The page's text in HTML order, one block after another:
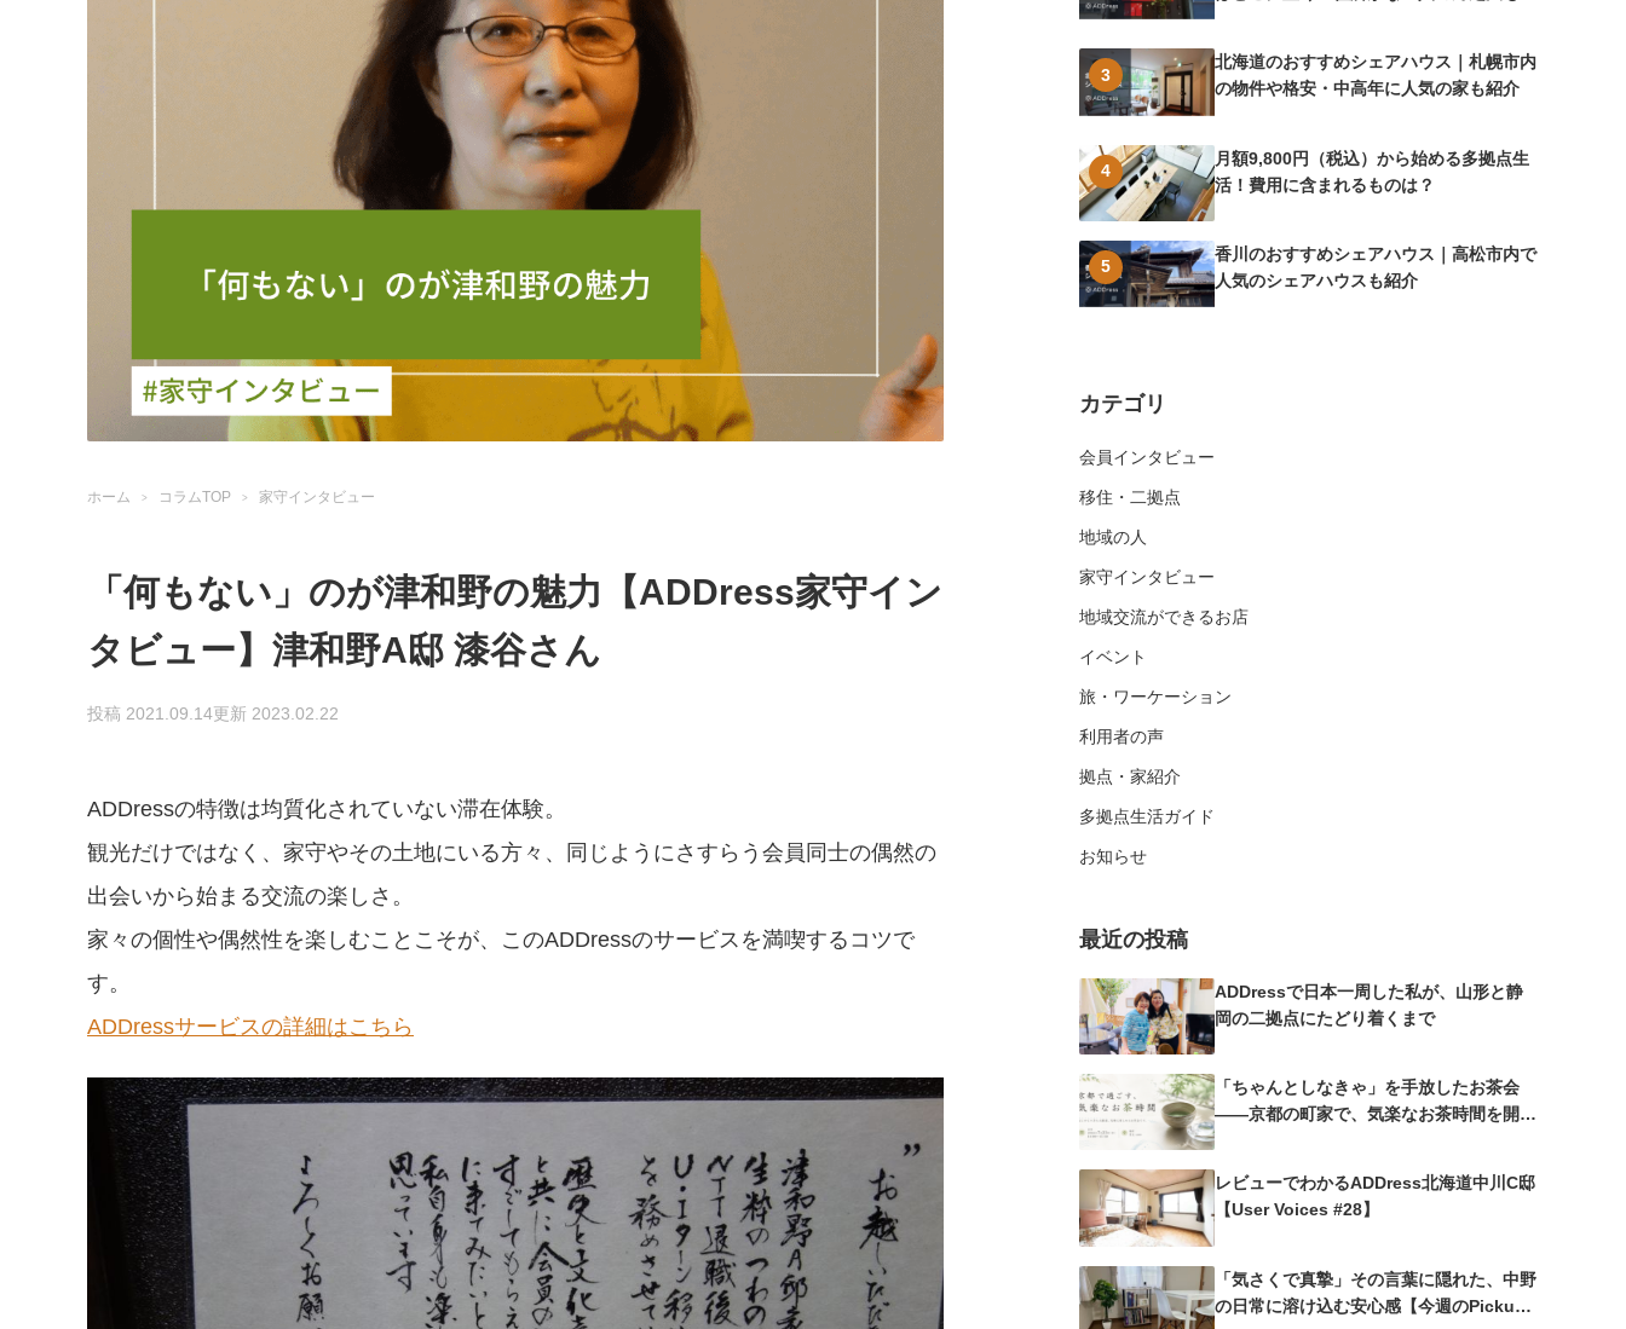
ホーム コラムTOP 家守インタビュー
「何もない」のが津和野の魅力【ADDress家守イン
タビュー】津和野A邸 漆谷さん
投稿 2021.09.14更新 2023.02.22
ADDressの特徴は均質化されていない滞在体験。
観光だけではなく、家守やその土地にいる方々、同じようにさすらう会員同士の偶然の
出会いから始まる交流の楽しさ。
家々の個性や偶然性を楽しむことこそが、このADDressのサービスを満喫するコツで
す。
ADDressサービスの詳細はこちら
3
北海道のおすすめシェアハウス｜札幌市内
の物件や格安・中高年に人気の家も紹介
4
月額9,800円（税込）から始める多拠点生
活！費用に含まれるものは？
5
香川のおすすめシェアハウス｜高松市内で
人気のシェアハウスも紹介
カテゴリ
会員インタビュー
移住・二拠点
地域の人
家守インタビュー
地域交流ができるお店
イベント
旅・ワーケーション
利用者の声
拠点・家紹介
多拠点生活ガイド
お知らせ
最近の投稿
ADDressで日本一周した私が、山形と静
岡の二拠点にたどり着くまで
「ちゃんとしなきゃ」を手放したお茶会
——京都の町家で、気楽なお茶時間を開催
レビューでわかるADDress北海道中川C邸
【User Voices #28】
「気さくで真摯」その言葉に隠れた、中野
の日常に溶け込む安心感【今週のPickup